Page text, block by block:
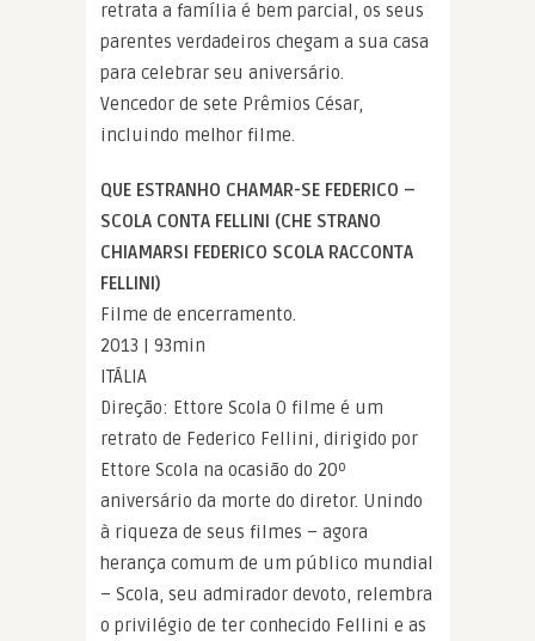
retrata a família é bem parcial, os seus
parentes verdadeiros chegam a sua casa
para celebrar seu aniversário.
Vencedor de sete Prêmios César,
incluindo melhor filme.
QUE ESTRANHO CHAMAR-SE FEDERICO –
SCOLA CONTA FELLINI (CHE STRANO
CHIAMARSI FEDERICO SCOLA RACCONTA
FELLINI)
Filme de encerramento.
2013 | 93min
ITÁLIA
Direção: Ettore Scola O filme é um
retrato de Federico Fellini, dirigido por
Ettore Scola na ocasião do 20º
aniversário da morte do diretor. Unindo
à riqueza de seus filmes – agora
herança comum de um público mundial
– Scola, seu admirador devoto, relembra
o privilégio de ter conhecido Fellini e as